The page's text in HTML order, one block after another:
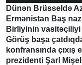
Dünən Brüsseldə
Ermənistan Baş
Birliyinin
Görüş başa
konfransında çıxış
prezidenti Şarl